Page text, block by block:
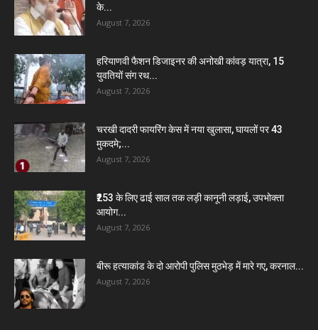
के...
August 7, 2026
हरियाणवी फैशन डिजाइनर की अनोखी कांवड़ यात्रा, 15
युवतियों संग रथ...
August 7, 2026
चरखी दादरी फायरिंग केस में नया खुलासा, घायलों पर 43
मुकदमे;...
August 7, 2026
₹253 के लिए ढाई साल तक लड़ी कानूनी लड़ाई, उपभोक्ता
आयोग...
August 7, 2026
बीरू हत्याकांड के दो आरोपी पुलिस मुठभेड़ में मारे गए, करनाल...
August 7, 2026